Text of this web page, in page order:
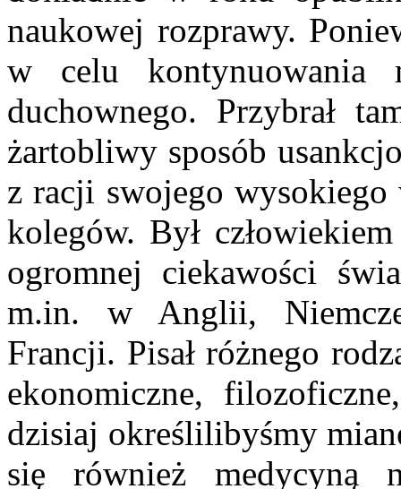
naukowej rozprawy.
w celu kontynuowania
duchownego. Przybrał
żartobliwy sposób
z racji swojego wysokiego
kolegów. Był
ogromnej ciekawości
m.in. w Anglii,
Francji. Pisał różnego
ekonomiczne,
dzisiaj określilibyśmy
się również medycyną